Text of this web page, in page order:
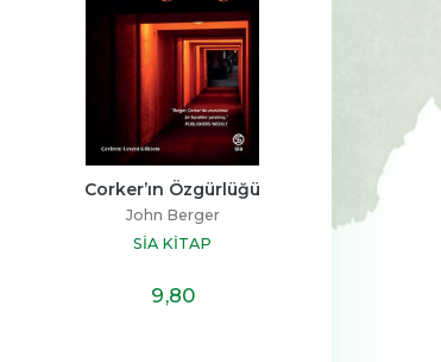
Kur’an’ın Anlattığı Tarih:
Türkiye
Timaş Yayınları
,30
,90
Sen Annen Değilsin
Hatice Kübra Tongar
Aile Yayınları
17,20
Corker’ın Özgürlüğü
John Berger
SİA KİTAP
9,80